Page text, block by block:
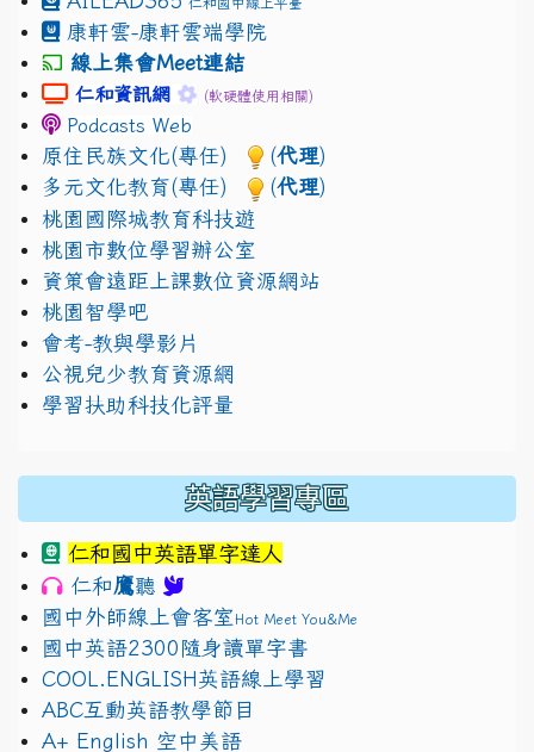
康軒雲-康軒雲端學院
線上集會Meet連結
link to https://sites.google.com/
仁和資訊網 link to https://sites.google.com/
(軟硬體使用相關)
Podcasts Web
原住民族文化(專任) (代理)
多元文化教育(專任)
(代理)
桃園國際城教育科技遊
桃園市數位學習辦公室
資策會遠距上課數位資源網站
桃園智學吧
會考-教與學影片
公視兒少教育資源網
學習扶助科技化評量
英語學習專區
仁和國中英語單字達人
仁和鷹聽
國中外師線上會客室Hot Meet You&Me
國中英語2300隨身讀單字書
COOL.ENGLISH英語線上學習
ABC互動英語教學節目
A+ English 空中美語